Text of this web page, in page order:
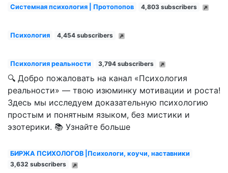
Системная психология | Протопопов 4,803 subscribers
Психология 4,454 subscribers
Психология реальности 3,794 subscribers
🔍 Добро пожаловать на канал «Психология
реальности» — твою изюминку мотивации и роста!
Здесь мы исследуем доказательную психологию
простым и понятным языком, без мистики и
эзотерики. 📚 Узнайте больше
БИРЖА ПСИХОЛОГОВ |Психологи, коучи, наставники
3,632 subscribers